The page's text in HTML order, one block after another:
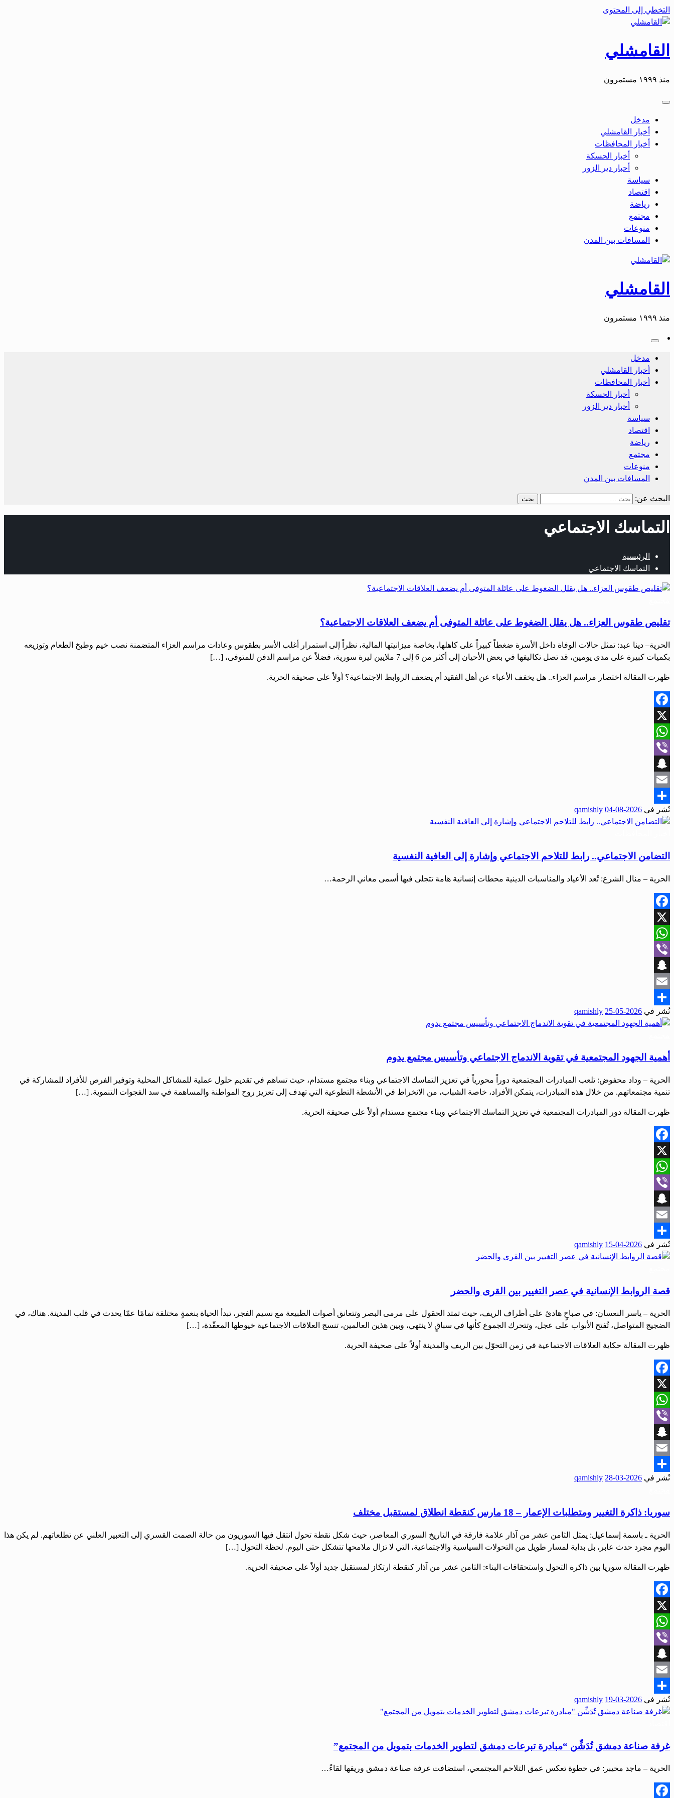
التخطي إلى المحتوى
القامشلي
منذ ١٩٩٩ مستمرون
مدخل
أخبار القامشلي
أخبار المحافظات
أخبار الحسكة
أحبار دير الزور
سياسة
اقتصاد
رياضة
مجتمع
منوعات
المسافات بين المدن
القامشلي
منذ ١٩٩٩ مستمرون
مدخل
أخبار القامشلي
أخبار المحافظات
أخبار الحسكة
أحبار دير الزور
سياسة
اقتصاد
رياضة
مجتمع
منوعات
المسافات بين المدن
البحث عن:
التماسك الاجتماعي
الرئيسية
التماسك الاجتماعي
تقليص طقوس العزاء.. هل يقلل الضغوط على عائلة المتوفى أم يضعف العلاقات الاجتماعية؟
الحرية– دينا عبد: تمثل حالات الوفاة داخل الأسرة ضغطاً كبيراً على كاهلها، بخاصة ميزانيتها المالية، نظراً إلى استمرار أغلب الأسر بطقوس وعادات مراسم العزاء المتضمنة نصب خيم وطبخ الطعام وتوزيعه
بكميات كبيرة على مدى يومين، قد تصل تكاليفها في بعض الأحيان إلى أكثر من 6 إلى 7 ملايين ليرة سورية، فضلاً عن مراسم الدفن للمتوفى، […]
ظهرت المقالة اختصار مراسم العزاء.. هل يخفف الأعباء عن أهل الفقيد أم يضعف الروابط الاجتماعية؟ أولاً على صحيفة الحرية.
Facebook
X
WhatsApp
Viber
Snapchat
Email
Share
نُشر في 2026-08-04
qamishly
التضامن الاجتماعي.. رابط للتلاحم الاجتماعي وإشارة إلى العافية النفسية
الحرية – منال الشرع: تُعد الأعياد والمناسبات الدينية محطات إنسانية هامة تتجلى فيها أسمى معاني الرحمة…
Facebook
X
WhatsApp
Viber
Snapchat
Email
Share
نُشر في 2026-05-25
qamishly
أهمية الجهود المجتمعية في تقوية الاندماج الاجتماعي وتأسيس مجتمع يدوم
الحرية – وداد محفوض: تلعب المبادرات المجتمعية دوراً محورياً في تعزيز التماسك الاجتماعي وبناء مجتمع مستدام، حيث تساهم في تقديم حلول عملية للمشاكل المحلية وتوفير الفرص للأفراد للمشاركة في
تنمية مجتمعاتهم. من خلال هذه المبادرات، يتمكن الأفراد، خاصة الشباب، من الانخراط في الأنشطة التطوعية التي تهدف إلى تعزيز روح المواطنة والمساهمة في سد الفجوات التنموية. […]
ظهرت المقالة دور المبادرات المجتمعية في تعزيز التماسك الاجتماعي وبناء مجتمع مستدام أولاً على صحيفة الحرية.
Facebook
X
WhatsApp
Viber
Snapchat
Email
Share
نُشر في 2026-04-15
qamishly
قصة الروابط الإنسانية في عصر التغيير بين القرى والحضر
الحرية – ياسر النعسان: في صباحٍ هادئ على أطراف الريف، حيث تمتد الحقول على مرمى البصر وتتعانق أصوات الطبيعة مع نسيم الفجر، تبدأ الحياة بنغمةٍ مختلفة تمامًا عمّا يحدث في قلب المدينة. هناك، في
الضجيج المتواصل، تُفتح الأبواب على عجل، وتتحرك الجموع كأنها في سباقٍ لا ينتهي، وبين هذين العالمين، تنسج العلاقات الاجتماعية خيوطها المعقّدة، […]
ظهرت المقالة حكاية العلاقات الاجتماعية في زمن التحوّل بين الريف والمدينة أولاً على صحيفة الحرية.
Facebook
X
WhatsApp
Viber
Snapchat
Email
Share
نُشر في 2026-03-28
qamishly
سوريا: ذاكرة التغيير ومتطلبات الإعمار – 18 مارس كنقطة انطلاق لمستقبل مختلف
الحرية ـ باسمة إسماعيل: يمثل الثامن عشر من آذار علامة فارقة في التاريخ السوري المعاصر، حيث شكل نقطة تحول انتقل فيها السوريون من حالة الصمت القسري إلى التعبير العلني عن تطلعاتهم. لم يكن هذا
اليوم مجرد حدث عابر، بل بداية لمسار طويل من التحولات السياسية والاجتماعية، التي لا تزال ملامحها تتشكل حتى اليوم. لحظة التحول […]
ظهرت المقالة سوريا بين ذاكرة التحول واستحقاقات البناء: الثامن عشر من آذار كنقطة ارتكاز لمستقبل جديد أولاً على صحيفة الحرية.
Facebook
X
WhatsApp
Viber
Snapchat
Email
Share
نُشر في 2026-03-19
qamishly
غرفة صناعة دمشق تُدَشِّن “مبادرة تبرعات دمشق لتطوير الخدمات بتمويل من المجتمع”
الحرية – ماجد مخيبر: في خطوة تعكس عمق التلاحم المجتمعي، استضافت غرفة صناعة دمشق وريفها لقاءً…